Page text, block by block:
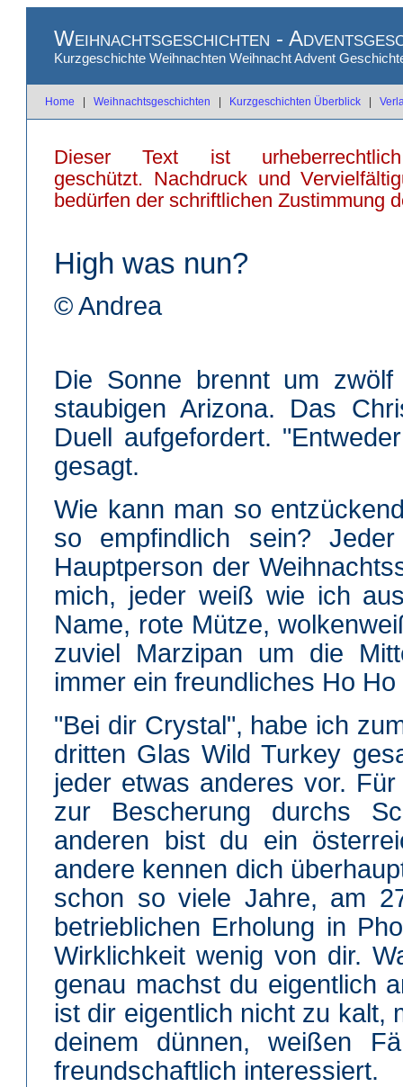
Weihnachtsgeschichten -
Kurzgeschichte Weihnachten Weihnacht Advent
Home Weihnachtsgeschichten Kurzgeschichten Überblick
Dieser Text ist urheberrechtlich
geschützt. Nachdruck und
bedürfen der schriftlichen Zustimmung
High was nun?
© Andrea
Die Sonne brennt um
staubigen Arizona. Das
Duell aufgefordert.
gesagt.
Wie kann man so
so empfindlich sein?
Hauptperson der
mich, jeder weiß wie ich
Name, rote Mütze,
zuviel Marzipan um die
immer ein freundliches Ho
"Bei dir Crystal", habe ich
dritten Glas Wild Turkey
jeder etwas anderes vor.
zur Bescherung durchs
anderen bist du ein
andere kennen dich
schon so viele Jahre, am
betrieblichen Erholung in
Wirklichkeit wenig von dir.
genau machst du eigentlich
ist dir eigentlich nicht zu kalt,
deinem dünnen, weißen
freundschaftlich interessiert.